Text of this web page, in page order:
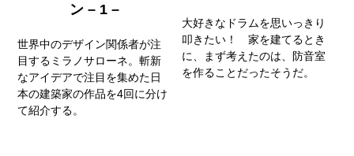
ン – 1 –
世界中のデザイン関係者が注
目するミラノサローネ。斬新
なアイデアで注目を集めた日
本の建築家の作品を4回に分け
て紹介する。
大好きなドラムを思いっきり
叩きたい！ 家を建てるとき
に、まず考えたのは、防音室
を作ることだったそうだ。